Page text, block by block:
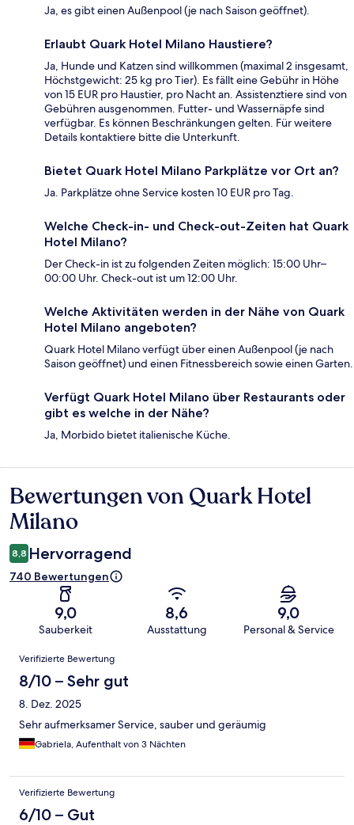
Ja, es gibt einen Außenpool (je nach Saison geöffnet).
Erlaubt Quark Hotel Milano Haustiere?
Ja, Hunde und Katzen sind willkommen (maximal 2 insgesamt,
Höchstgewicht: 25 kg pro Tier). Es fällt eine Gebühr in Höhe
von 15 EUR pro Haustier, pro Nacht an. Assistenztiere sind von
Gebühren ausgenommen. Futter- und Wassernäpfe sind
verfügbar. Es können Beschränkungen gelten. Für weitere
Details kontaktiere bitte die Unterkunft.
Bietet Quark Hotel Milano Parkplätze vor Ort an?
Ja. Parkplätze ohne Service kosten 10 EUR pro Tag.
Welche Check-in- und Check-out-Zeiten hat Quark
Hotel Milano?
Der Check-in ist zu folgenden Zeiten möglich: 15:00 Uhr–
00:00 Uhr. Check-out ist um 12:00 Uhr.
Welche Aktivitäten werden in der Nähe von Quark
Hotel Milano angeboten?
Quark Hotel Milano verfügt über einen Außenpool (je nach
Saison geöffnet) und einen Fitnessbereich sowie einen Garten.
Verfügt Quark Hotel Milano über Restaurants oder
gibt es welche in der Nähe?
Ja, Morbido bietet italienische Küche.
Bewertungen
Bewertungen von Quark Hotel
Milano
8,8 Hervorragend
740 Bewertungen
9,0
Sauberkeit
8,6
Ausstattung
9,0
Personal & Service
Bewertungen
Verifizierte Bewertung
8/10 – Sehr gut
8. Dez. 2025
Sehr aufmerksamer Service, sauber und geräumig
Gabriela, Aufenthalt von 3 Nächten
Verifizierte Bewertung
6/10 – Gut